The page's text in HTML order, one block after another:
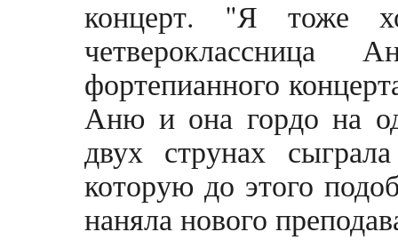
концерт. "Я тоже
фортепианного
Аню и она гордо на
двух струнах
которую до этого
наняла нового